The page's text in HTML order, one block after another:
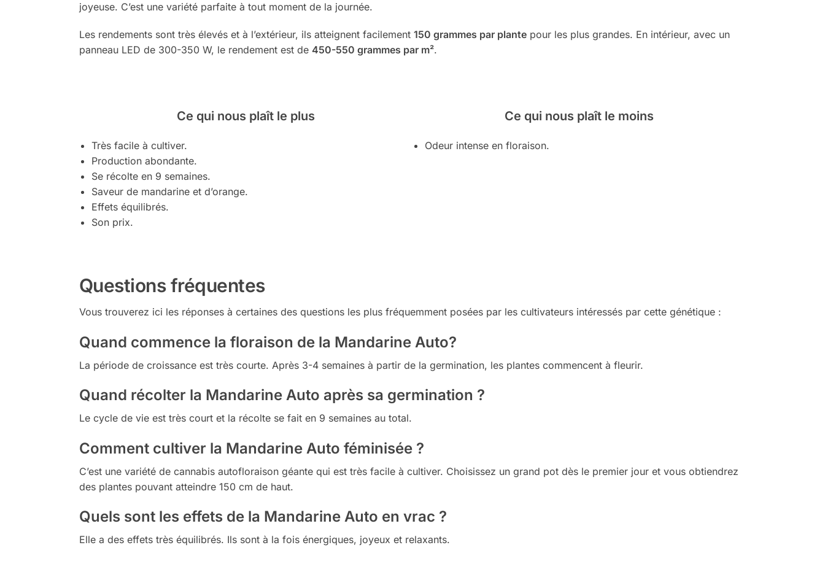
joyeuse. C’est une variété parfaite à tout moment de la journée.
Les rendements sont très élevés et à l’extérieur, ils atteignent facilement 150 grammes par plantepour les plus grandes. En intérieur, avec un
panneau LED de 300-350 W, le rendement est de 450-550 grammes par m².
Ce qui nous plaît le plus
Très facile à cultiver.
Production abondante.
Se récolte en 9 semaines.
Saveur de mandarine et d’orange.
Effets équilibrés.
Son prix.
Ce qui nous plaît le moins
Odeur intense en floraison.
Questions fréquentes
Vous trouverez ici les réponses à certaines des questions les plus fréquemment posées par les cultivateurs intéressés par cette génétique :
Quand commence la floraison de la Mandarine Auto?
La période de croissance est très courte. Après 3-4 semaines à partir de la germination, les plantes commencent à fleurir.
Quand récolter la Mandarine Auto après sa germination ?
Le cycle de vie est très court et la récolte se fait en 9 semaines au total.
Comment cultiver la Mandarine Auto féminisée ?
C’est une variété de cannabis autofloraison géante qui est très facile à cultiver. Choisissez un grand pot dès le premier jour et vous obtiendrez
des plantes pouvant atteindre 150 cm de haut.
Quels sont les effets de la Mandarine Auto en vrac ?
Elle a des effets très équilibrés. Ils sont à la fois énergiques, joyeux et relaxants.